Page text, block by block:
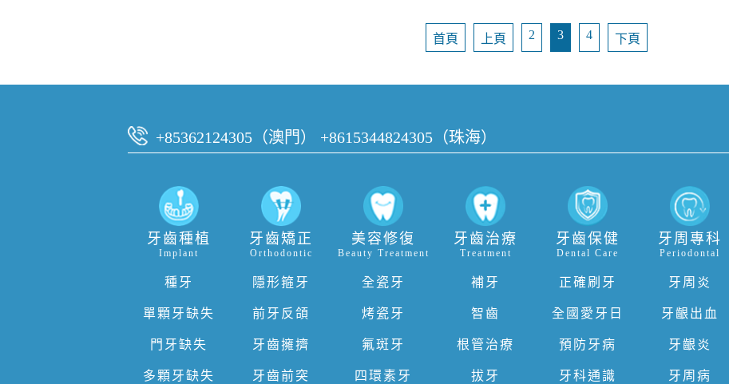
首頁 上頁 2 3 4 下頁
+85362124305（澳門） +8615344824305（珠海）
牙齒種植
Implant
種牙
單顆牙缺失
門牙缺失
多顆牙缺失
牙齒矯正
Orthodontic
隱形箍牙
前牙反頜
牙齒擁擠
牙齒前突
美容修復
Beauty Treatment
全瓷牙
烤瓷牙
氟斑牙
四環素牙
牙齒治療
Treatment
補牙
智齒
根管治療
拔牙
牙齒保健
Dental Care
正確刷牙
全國愛牙日
預防牙病
牙科通識
牙周專科
Periodontal
牙周炎
牙齦出血
牙齦炎
牙周病